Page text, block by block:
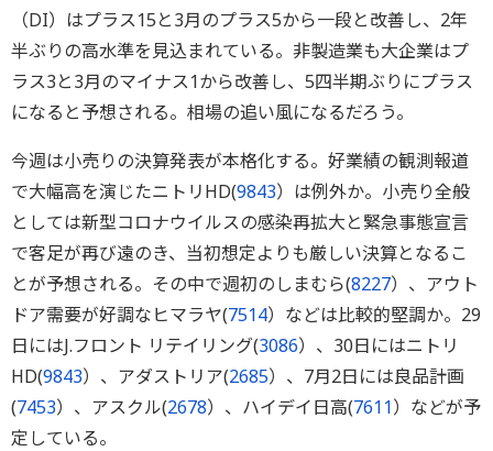
（DI）はプラス15と3月のプラス5から一段と改善し、2年
半ぶりの高水準を見込まれている。非製造業も大企業はプ
ラス3と3月のマイナス1から改善し、5四半期ぶりにプラス
になると予想される。相場の追い風になるだろう。
今週は小売りの決算発表が本格化する。好業績の観測報道
で大幅高を演じたニトリHD(9843）は例外か。小売り全般
としては新型コロナウイルスの感染再拡大と緊急事態宣言
で客足が再び遠のき、当初想定よりも厳しい決算となるこ
とが予想される。その中で週初のしまむら(8227）、アウト
ドア需要が好調なヒマラヤ(7514）などは比較的堅調か。29
日にはJ.フロント リテイリング(3086）、30日にはニトリ
HD(9843）、アダストリア(2685）、7月2日には良品計画
(7453）、アスクル(2678）、ハイデイ日高(7611）などが予
定している。